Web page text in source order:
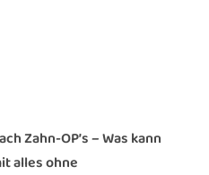
Zahn-OP’s – Was kann
alles ohne